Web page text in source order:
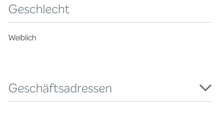
Geschlecht
Weiblich
Geschäftsadressen